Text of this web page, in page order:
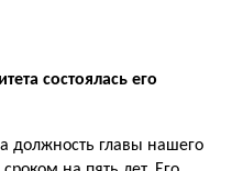
состоялась его
должность главы нашего